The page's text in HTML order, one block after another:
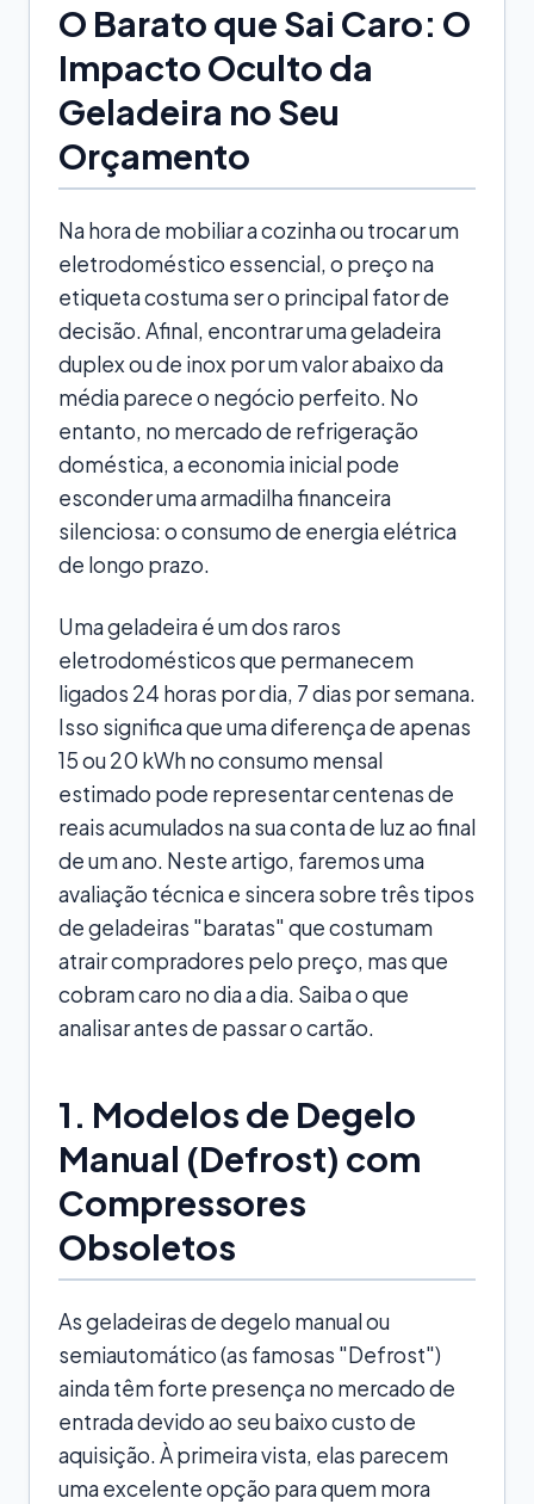
O Barato que Sai Caro: O
Impacto Oculto da
Geladeira no Seu
Orçamento
Na hora de mobiliar a cozinha ou trocar um
eletrodoméstico essencial, o preço na
etiqueta costuma ser o principal fator de
decisão. Afinal, encontrar uma geladeira
duplex ou de inox por um valor abaixo da
média parece o negócio perfeito. No
entanto, no mercado de refrigeração
doméstica, a economia inicial pode
esconder uma armadilha financeira
silenciosa: o consumo de energia elétrica
de longo prazo.
Uma geladeira é um dos raros
eletrodomésticos que permanecem
ligados 24 horas por dia, 7 dias por semana.
Isso significa que uma diferença de apenas
15 ou 20 kWh no consumo mensal
estimado pode representar centenas de
reais acumulados na sua conta de luz ao final
de um ano. Neste artigo, faremos uma
avaliação técnica e sincera sobre três tipos
de geladeiras "baratas" que costumam
atrair compradores pelo preço, mas que
cobram caro no dia a dia. Saiba o que
analisar antes de passar o cartão.
1. Modelos de Degelo
Manual (Defrost) com
Compressores
Obsoletos
As geladeiras de degelo manual ou
semiautomático (as famosas "Defrost")
ainda têm forte presença no mercado de
entrada devido ao seu baixo custo de
aquisição. À primeira vista, elas parecem
uma excelente opção para quem mora